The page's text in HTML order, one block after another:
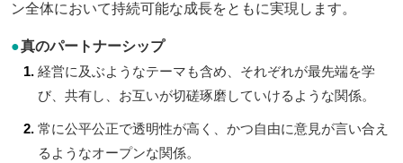
ン全体において持続可能な成長をともに実現します。
真のパートナーシップ
経営に及ぶようなテーマも含め、それぞれが最先端を学
び、共有し、お互いが切磋琢磨していけるような関係。
常に公平公正で透明性が高く、かつ自由に意見が言い合え
るようなオープンな関係。